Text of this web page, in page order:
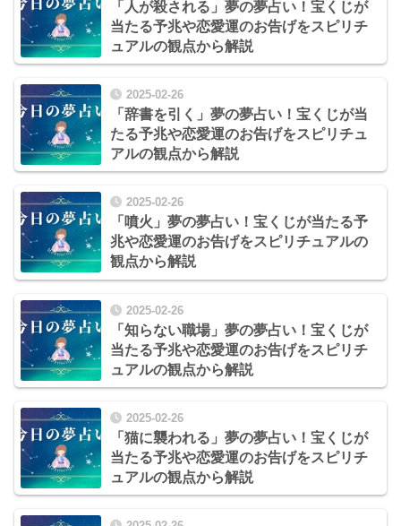
「人が殺される」夢の夢占い！宝くじが
当たる予兆や恋愛運のお告げをスピリチ
ュアルの観点から解説
2025-02-26
「辞書を引く」夢の夢占い！宝くじが当
たる予兆や恋愛運のお告げをスピリチュ
アルの観点から解説
2025-02-26
「噴火」夢の夢占い！宝くじが当たる予
兆や恋愛運のお告げをスピリチュアルの
観点から解説
2025-02-26
「知らない職場」夢の夢占い！宝くじが
当たる予兆や恋愛運のお告げをスピリチ
ュアルの観点から解説
2025-02-26
「猫に襲われる」夢の夢占い！宝くじが
当たる予兆や恋愛運のお告げをスピリチ
ュアルの観点から解説